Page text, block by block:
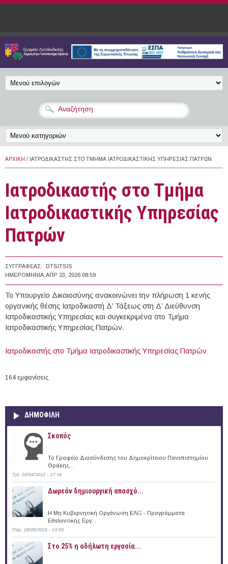
Παράκαμψη προς το κυρίως περιεχόμενο
ΑΡΧΙΚΉ / ΙΑΤΡΟΔΙΚΑΣΤΉΣ ΣΤΟ ΤΜΉΜΑ ΙΑΤΡΟΔΙΚΑΣΤΙΚΉΣ ΥΠΗΡΕΣΊΑΣ ΠΑΤΡΏΝ
Ιατροδικαστής στο Τμήμα
Ιατροδικαστικής Υπηρεσίας
Πατρών
ΣΥΓΓΡΑΦΈΑΣ:
DTSITSIS
ΗΜΕΡΟΜΗΝΊΑ:ΑΠΡ 23, 2026 08:59
Το Υπουργείο Δικαιοσύνης ανακοινώνει την πλήρωση 1 κενής
οργανικής θέσης Ιατροδικαστή Δ’ Τάξεως στη Δ’ Διεύθυνση
Ιατροδικαστικής Υπηρεσίας και συγκεκριμένα στο Τμήμα
Ιατροδικαστικής Υπηρεσίας Πατρών.
Ιατροδικαστής στο Τμήμα Ιατροδικαστικής Υπηρεσίας Πατρών
164 εμφανίσεις
ΔΗΜΟΦΙΛΗ
Σκοπός
Το Γραφείο Διασύνδεσης του Δημοκρίτειου Πανεπιστημίου
Θράκης...
Τρί, 03/04/2012 - 17:34
Δωρεάν δημιουργική απασχό...
Η Μη Κυβερνητική Οργάνωση ΕΛΙΞ - Προγράμματα
Εθελοντικής Εργ...
Παρ, 29/05/2015 - 13:59
Στο 25% η αδήλωτη εργασία...